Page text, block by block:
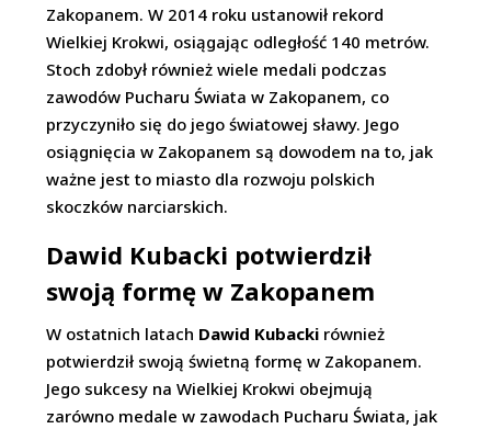
Zakopanem. W 2014 roku ustanowił rekord
Wielkiej Krokwi, osiągając odległość 140 metrów.
Stoch zdobył również wiele medali podczas
zawodów Pucharu Świata w Zakopanem, co
przyczyniło się do jego światowej sławy. Jego
osiągnięcia w Zakopanem są dowodem na to, jak
ważne jest to miasto dla rozwoju polskich
skoczków narciarskich.
Dawid Kubacki potwierdził
swoją formę w Zakopanem
W ostatnich latach Dawid Kubacki również
potwierdził swoją świetną formę w Zakopanem.
Jego sukcesy na Wielkiej Krokwi obejmują
zarówno medale w zawodach Pucharu Świata, jak